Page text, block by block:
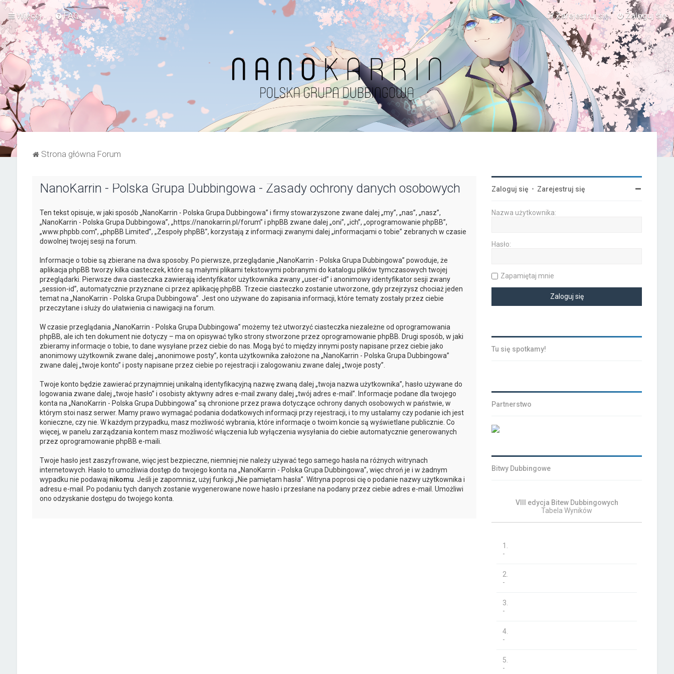
Więcej… FAQ Zaloguj się
Zarejestruj się
Strona główna Forum
NanoKarrin - Polska Grupa Dubbingowa - Zasady ochrony danych osobowych
Ten tekst opisuje, w jaki sposób „NanoKarrin - Polska Grupa Dubbingowa” i firmy stowarzyszone zwane dalej „my”, „nas”, „nasz”,
„NanoKarrin - Polska Grupa Dubbingowa”, „https://nanokarrin.pl/forum” i phpBB zwane dalej „oni”, „ich”, „oprogramowanie phpBB”,
„www.phpbb.com”, „phpBB Limited”, „Zespoły phpBB”, korzystają z informacji zwanymi dalej „informacjami o tobie” zebranych w czasie
dowolnej twojej sesji na forum.
Informacje o tobie są zbierane na dwa sposoby. Po pierwsze, przeglądanie „NanoKarrin - Polska Grupa Dubbingowa” powoduje, że
aplikacja phpBB tworzy kilka ciasteczek, które są małymi plikami tekstowymi pobranymi do katalogu plików tymczasowych twojej
przeglądarki. Pierwsze dwa ciasteczka zawierają identyfikator użytkownika zwany „user-id” i anonimowy identyfikator sesji zwany
„session-id”, automatycznie przyznane ci przez aplikację phpBB. Trzecie ciasteczko zostanie utworzone, gdy przejrzysz chociaż jeden
temat na „NanoKarrin - Polska Grupa Dubbingowa”. Jest ono używane do zapisania informacji, które tematy zostały przez ciebie
przeczytane i służy do ułatwienia ci nawigacji na forum.
W czasie przeglądania „NanoKarrin - Polska Grupa Dubbingowa” możemy też utworzyć ciasteczka niezależne od oprogramowania
phpBB, ale ich ten dokument nie dotyczy – ma on opisywać tylko strony stworzone przez oprogramowanie phpBB. Drugi sposób, w jaki
zbieramy informacje o tobie, to dane wysyłane przez ciebie do nas. Mogą być to między innymi posty napisane przez ciebie jako
anonimowy użytkownik zwane dalej „anonimowe posty”, konta użytkownika założone na „NanoKarrin - Polska Grupa Dubbingowa”
zwane dalej „twoje konto” i posty napisane przez ciebie po rejestracji i zalogowaniu zwane dalej „twoje posty”.
Twoje konto będzie zawierać przynajmniej unikalną identyfikacyjną nazwę zwaną dalej „twoja nazwa użytkownika”, hasło używane do
logowania zwane dalej „twoje hasło” i osobisty aktywny adres e-mail zwany dalej „twój adres e-mail”. Informacje podane dla twojego
konta na „NanoKarrin - Polska Grupa Dubbingowa” są chronione przez prawa dotyczące ochrony danych osobowych w państwie, w
którym stoi nasz serwer. Mamy prawo wymagać podania dodatkowych informacji przy rejestracji, i to my ustalamy czy podanie ich jest
konieczne, czy nie. W każdym przypadku, masz możliwość wybrania, które informacje o twoim koncie są wyświetlane publicznie. Co
więcej, w panelu zarządzania kontem masz możliwość włączenia lub wyłączenia wysyłania do ciebie automatycznie generowanych
przez oprogramowanie phpBB e-maili.
Twoje hasło jest zaszyfrowane, więc jest bezpieczne, niemniej nie należy używać tego samego hasła na różnych witrynach
internetowych. Hasło to umożliwia dostęp do twojego konta na „NanoKarrin - Polska Grupa Dubbingowa”, więc chroń je i w żadnym
wypadku nie podawaj nikomu . Jeśli je zapomnisz, użyj funkcji „Nie pamiętam hasła”. Witryna poprosi cię o podanie nazwy użytkownika i
adresu e-mail. Po podaniu tych danych zostanie wygenerowane nowe hasło i przesłane na podany przez ciebie adres e-mail. Umożliwi
ono odzyskanie dostępu do twojego konta.
Zaloguj się • Zarejestruj się
Nazwa użytkownika:
Hasło:
Zapamiętaj mnie
Tu się spotkamy!
Partnerstwo
Bitwy Dubbingowe
VIII edycja Bitew Dubbingowych
Tabela Wyników
1.
-
2.
-
3.
-
4.
-
5.
-